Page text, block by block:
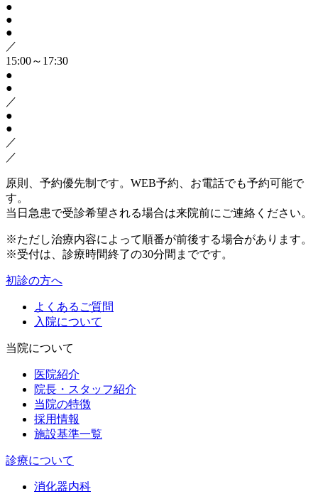
●
●
●
／
15:00～17:30
●
●
／
●
●
／
／
原則、予約優先制です。WEB予約、お電話でも予約可能で
す。
当日急患で受診希望される場合は来院前にご連絡ください。
※ただし治療内容によって順番が前後する場合があります。
※受付は、診療時間終了の30分間までです。
初診の方へ
よくあるご質問
入院について
当院について
医院紹介
院長・スタッフ紹介
当院の特徴
採用情報
施設基準一覧
診療について
消化器内科